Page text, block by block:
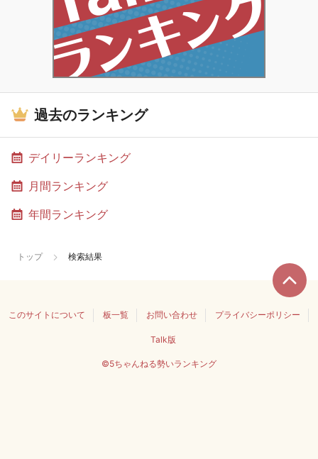
過去のランキング
デイリーランキング
月間ランキング
年間ランキング
トップ 検索結果
このサイトについて 板一覧 お問い合わせ プライバシーポリシー
Talk版
©5ちゃんねる勢いランキング